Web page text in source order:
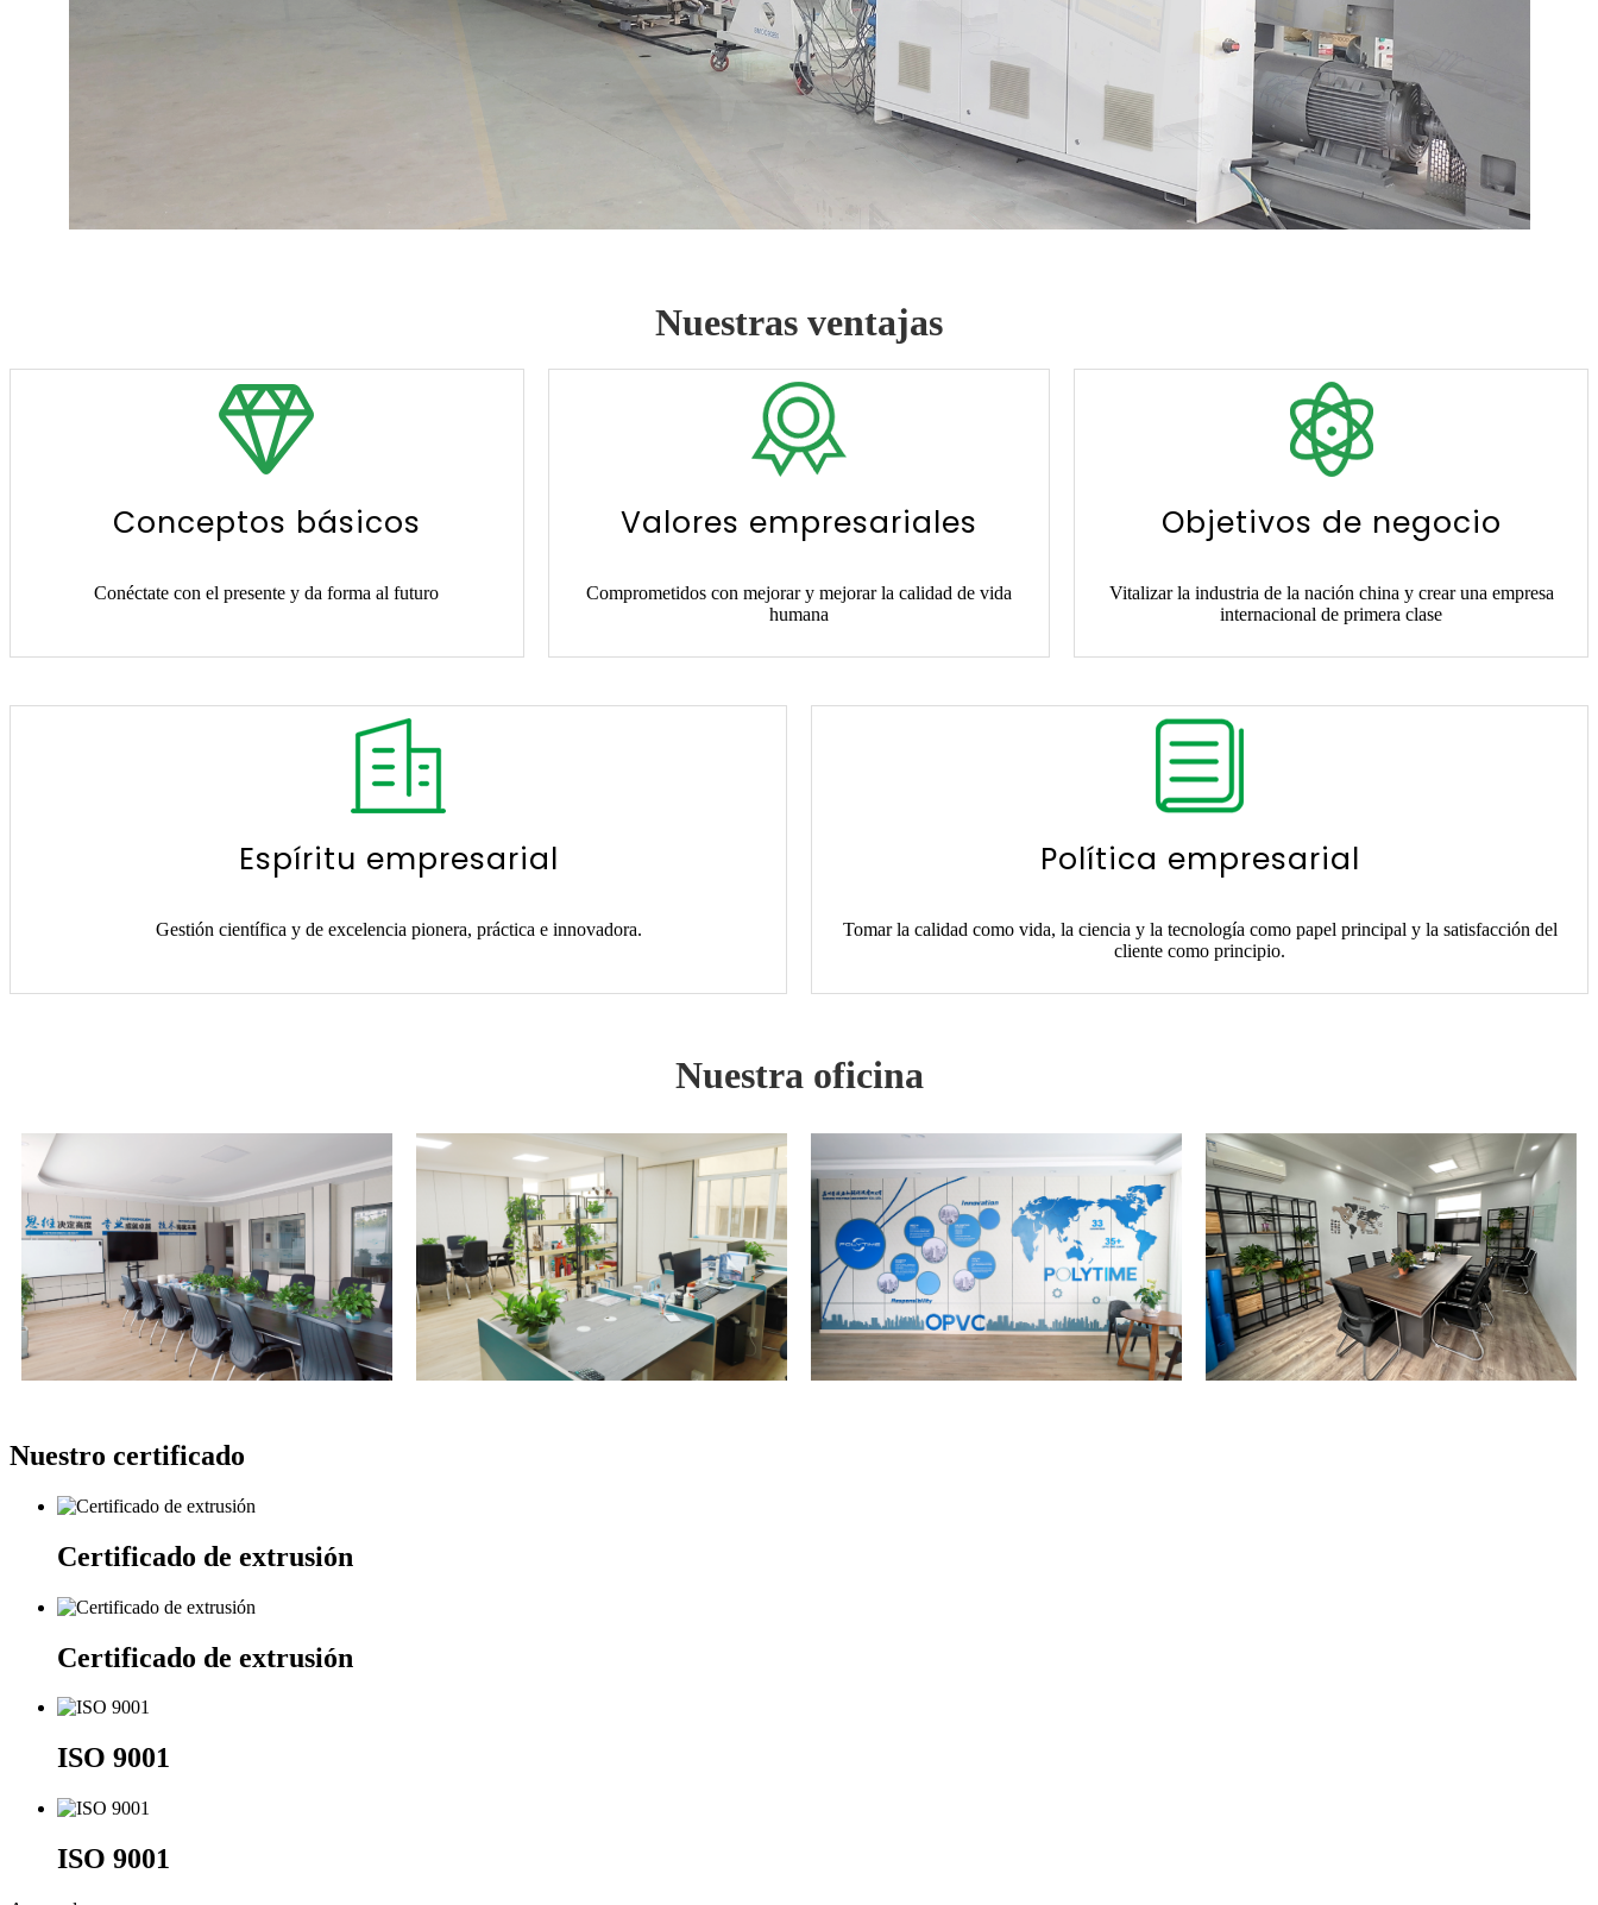
Nuestras ventajas
Conceptos básicos
Conéctate con el presente y da forma al futuro
Valores empresariales
Comprometidos con mejorar y mejorar la calidad de vida
humana
Objetivos de negocio
Vitalizar la industria de la nación china y crear una empresa
internacional de primera clase
Espíritu empresarial
Gestión científica y de excelencia pionera, práctica e innovadora.
Política empresarial
Tomar la calidad como vida, la ciencia y la tecnología como papel principal y la satisfacción del
cliente como principio.
Nuestra oficina
Nuestro certificado
Certificado de extrusión
Certificado de extrusión
ISO 9001
ISO 9001